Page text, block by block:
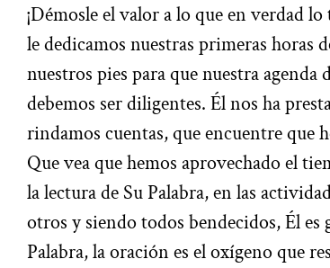
¡Démosle el valor a lo que en verdad
le dedicamos nuestras primeras horas
nuestros pies para que nuestra
debemos ser diligentes. Él nos ha
rindamos cuentas, que encuentre que
Que vea que hemos aprovechado el
la lectura de Su Palabra, en las
otros y siendo todos bendecidos, Él
Palabra, la oración es el oxígeno que